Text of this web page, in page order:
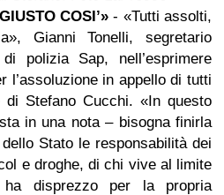
COSI’»- «Tutti assolti,
Gianni Tonelli, segretario
polizia Sap, nell’esprimere
l’assoluzione in appello di tutti
Stefano Cucchi. «In questo
in una nota – bisogna finirla
Stato le responsabilità dei
e droghe, di chi vive al limite
disprezzo per la propria